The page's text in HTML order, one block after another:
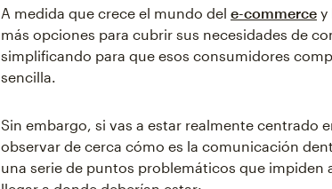
A medida que crece el mundo del e-commerce y
más opciones para cubrir sus necesidades de
simplificando para que esos consumidores
sencilla.
Sin embargo, si vas a estar realmente centrado
observar de cerca cómo es la comunicación
una serie de puntos problemáticos que impiden